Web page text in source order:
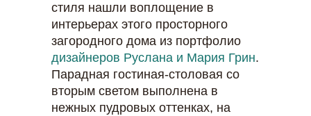
стиля нашли воплощение в
интерьерах этого просторного
загородного дома из портфолио
дизайнеров Руслана и Мария Грин.
Парадная гостиная-столовая со
вторым светом выполнена в
нежных пудровых оттенках, на